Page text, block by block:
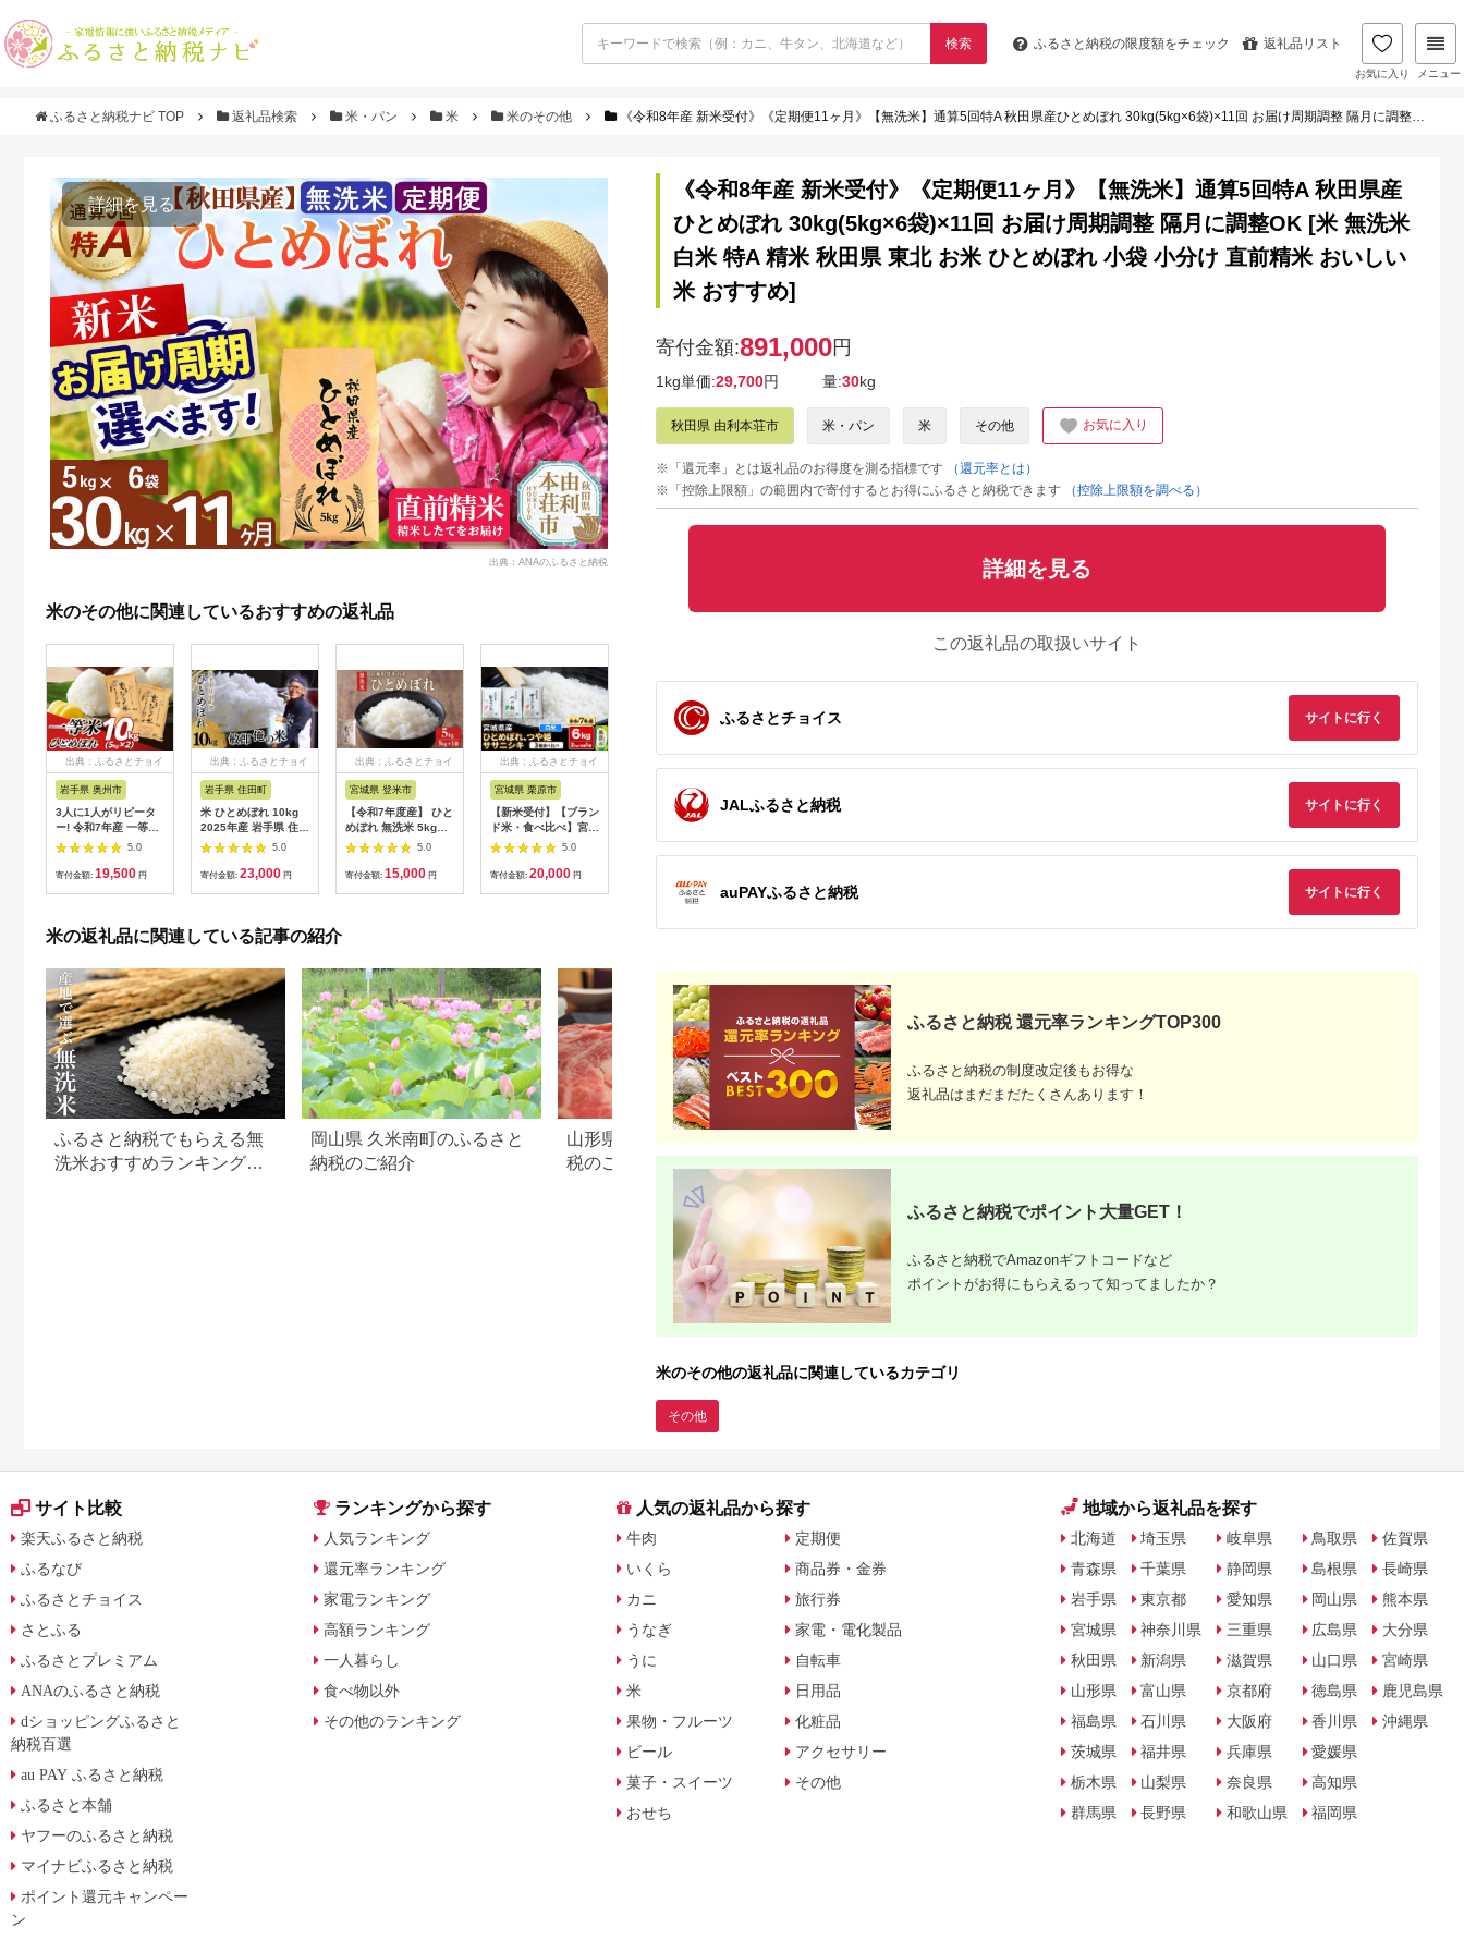
検索 ふるさと納税の限度額をチェック 返礼品リスト
お気に入り メニュー
ふるさと納税ナビ TOP 返礼品検索 米・パン 米 米のその他 《令和8年産 新米受付》《定期便11ヶ月》【無洗米】通算5回特A 秋田県産ひとめぼれ 30kg(5kg×6袋)×11回 お届け周期調整 隔月に調整OK [米 無洗米 白米 特A 精米 秋田県 東北 お米 ひとめぼれ 小袋 小分け 直前精米 おいしい米 おすすめ]
詳細を見る
出典：ANAのふるさと納税
米のその他に関連しているおすすめの返礼品
出典：ふるさとチョイ
岩手県 奥州市
3人に1人がリピータ
ー! 令和7年産 一等米
10kg(5kg×2) ひとめ
ぼれ 「岩手ふるさと
米」 白米 岩手県奥州
5.0
寄付金額: 19,500 円
出典：ふるさとチョイ
岩手県 住田町
米 ひとめぼれ 10kg
2025年産 岩手県 住田
町産 精米 敏郎俺の米
白米 お米 銘柄米 単一
原料米 令和7年産 国
ふるさと納税
5.0
寄付金額: 23,000 円
出典：ふるさとチョイ
宮城県 登米市
【令和7年度産】 ひと
めぼれ 無洗米 5kg
(5kg×1袋) 和紙袋仕様
お米 おこめ 米 コメ
白米 ご飯 ごはん おに
5.0
寄付金額: 15,000 円
出典：ふるさとチョイ
宮城県 栗原市
【新米受付】【ブラン
ド米・食べ比べ】宮城
県産 ひとめぼれ・つ
や姫・ササニシキ 令
和7年産 白米 2kg×3
5.0
寄付金額: 20,000 円
秋田県 由利本荘市
《定期便2ヶ月》令和
5回特A 秋田県産ひと
めぼれ 10kg(5kg×2
整 隔月に調整OK お
米 米 こめ 藤岡農産
令和8年産 岩手県矢
10kg/岩手県 矢巾町産
ひとめぼれ 贈り物 新
定期便 美味しいお米
産地直送 予約 人気 お
／新米 ひとめぼれ 精
米 10kg 5kg×2 香り
米 ひとめぼれ
5kg(5kg×1袋) 精米 お
令和7年産 新米 大崎
市古川産ひとめぼれ
2kg｜宮城県産ブラン
ド米
≪新米予約≫ ひとめ
ぼれ 計10kg 5kg×2
令和8年産米 山形県
内産 ご希望時期頃お
届け 東北 山形県 遊
町 庄内地方 米 お米
ごはん 農協 JA 発送
18,000
米の返礼品に関連している記事の紹介
ふるさと納税でもらえる無
洗米おすすめランキング
岡山県 久米南町のふるさと
納税のご紹介
山形県 米沢市のふるさと納
税のご紹介
滋賀県 米原市のふるさと納
《令和8年産 新米受付》《定期便11ヶ月》【無洗米】通算5回特A 秋田県産
ひとめぼれ 30kg(5kg×6袋)×11回 お届け周期調整 隔月に調整OK [米 無洗米
白米 特A 精米 秋田県 東北 お米 ひとめぼれ 小袋 小分け 直前精米 おいしい
米 おすすめ]
寄付金額:891,000円
1kg単価:29,700円 量:30kg
秋田県 由利本荘市 米・パン 米 その他 お気に入り
※「還元率」とは返礼品のお得度を測る指標です
（還元率とは）
※「控除上限額」の範囲内で寄付するとお得にふるさと納税できます
（控除上限額を調べる）
詳細を見る
この返礼品の取扱いサイト
ふるさとチョイス サイトに行く
JALふるさと納税 サイトに行く
auPAYふるさと納税 サイトに行く
ふるさと納税 還元率ランキングTOP300
ふるさと納税の制度改定後もお得な
返礼品はまだまだたくさんあります！
ふるさと納税でポイント大量GET！
ふるさと納税でAmazonギフトコードなど
ポイントがお得にもらえるって知ってましたか？
米のその他の返礼品に関連しているカテゴリ
その他
サイト比較
楽天ふるさと納税
ふるなび
ふるさとチョイス
さとふる
ふるさとプレミアム
ANAのふるさと納税
dショッピングふるさと
納税百選
au PAY ふるさと納税
ふるさと本舗
ヤフーのふるさと納税
マイナビふるさと納税
ポイント還元キャンペー
ン
ランキングから探す
人気ランキング
還元率ランキング
家電ランキング
高額ランキング
一人暮らし
食べ物以外
その他のランキング
人気の返礼品から探す
牛肉
いくら
カニ
うなぎ
うに
米
果物・フルーツ
ビール
菓子・スイーツ
おせち
定期便
商品券・金券
旅行券
家電・電化製品
自転車
日用品
化粧品
アクセサリー
その他
地域から返礼品を探す
北海道
青森県
岩手県
宮城県
秋田県
山形県
福島県
茨城県
栃木県
群馬県
埼玉県
千葉県
東京都
神奈川県
新潟県
富山県
石川県
福井県
山梨県
長野県
岐阜県
静岡県
愛知県
三重県
滋賀県
京都府
大阪府
兵庫県
奈良県
和歌山県
鳥取県
島根県
岡山県
広島県
山口県
徳島県
香川県
愛媛県
高知県
福岡県
佐賀県
長崎県
熊本県
大分県
宮崎県
鹿児島県
沖縄県